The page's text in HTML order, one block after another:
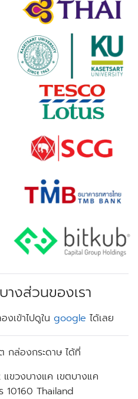
างส่วนของเรา
เข้าไปดูใน google ได้เลย
กล่องกระดาษ ได้ที่
ขวงบางแค เขตบางแค
10160 Thailand